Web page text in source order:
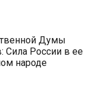
Думы
Сила России в ее
народе